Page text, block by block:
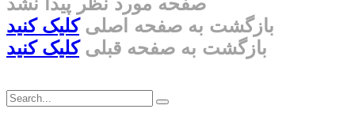
بازگشت به صفحه اصلیکلیک کنید
بازگشت به صفحه قبلیکلیک کنید